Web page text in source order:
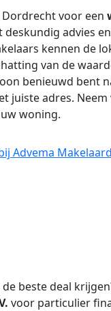
voor een
deskundig advies
kennen de
van de
benieuwd bent
juiste adres.
woning.
Advema
beste deal
voor particulier